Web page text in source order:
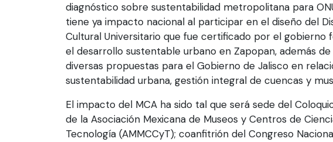
diagnóstico sobre sustentabilidad metropolitana para
tiene ya impacto nacional al participar en el diseño del
Cultural Universitario que fue certificado por el gobierno
el desarrollo sustentable urbano en Zapopan, además
diversas propuestas para el Gobierno de Jalisco en
sustentabilidad urbana, gestión integral de cuencas y
El impacto del MCA ha sido tal que será sede del
de la Asociación Mexicana de Museos y Centros de
Tecnología (AMMCCyT); coanfitrión del Congreso